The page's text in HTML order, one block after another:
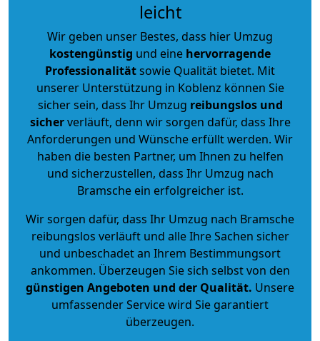
leicht
Wir geben unser Bestes, dass hier Umzug
kostengünstig und eine hervorragende
Professionalitätsowie Qualität bietet. Mit
unserer Unterstützung in Koblenz können Sie
sicher sein, dass Ihr Umzug reibungslos und
sicherverläuft, denn wir sorgen dafür, dass Ihre
Anforderungen und Wünsche erfüllt werden. Wir
haben die besten Partner, um Ihnen zu helfen
und sicherzustellen, dass Ihr Umzug nach
Bramsche ein erfolgreicher ist.
Wir sorgen dafür, dass Ihr Umzug nach Bramsche
reibungslos verläuft und alle Ihre Sachen sicher
und unbeschadet an Ihrem Bestimmungsort
ankommen. Überzeugen Sie sich selbst von den
günstigen Angeboten und der Qualität. Unsere
umfassender Service wird Sie garantiert
überzeugen.